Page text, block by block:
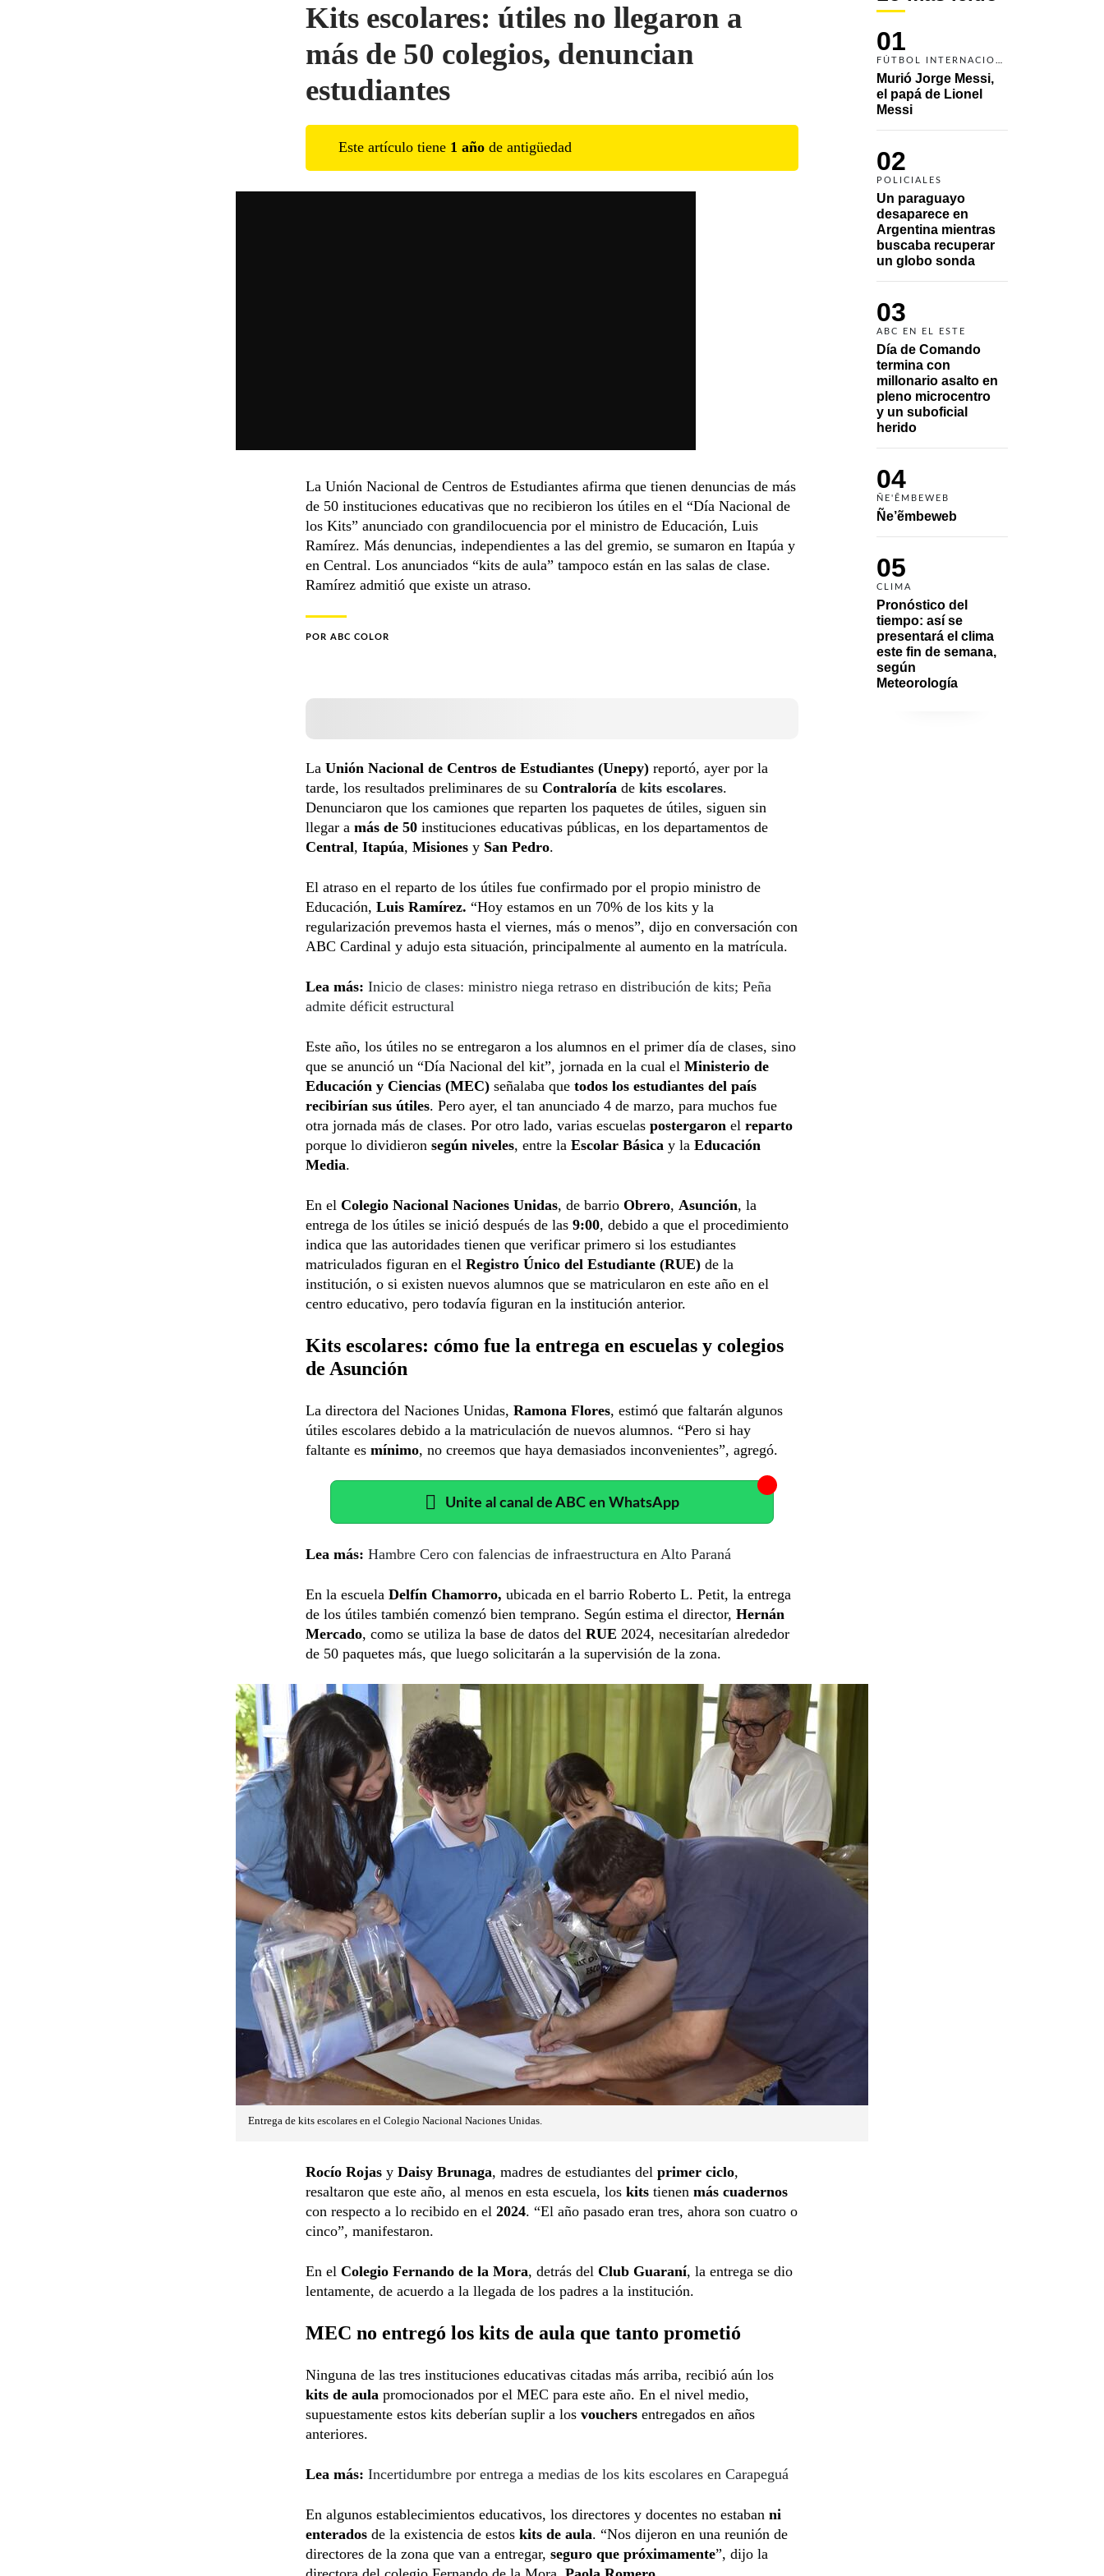
01
Murió Jorge Messi,
el papá de Lionel
Messi
02
POLICIALES
Un paraguayo
desaparece en
Argentina mientras
buscaba recuperar
un globo sonda
03
ABC EN EL ESTE
Día de Comando
termina con
millonario asalto en
pleno microcentro
y un suboficial
herido
04
ÑE'ẼMBEWEB
Ñe’ẽmbeweb
05
CLIMA
Pronóstico del
tiempo: así se
presentará el clima
este fin de semana,
según
Meteorología
Kits escolares: útiles no llegaron a
más de 50 colegios, denuncian
estudiantes
Este artículo tiene 1 año de antigüedad
La Unión Nacional de Centros de Estudiantes afirma que tienen denuncias de más
de 50 instituciones educativas que no recibieron los útiles en el “Día Nacional de
los Kits” anunciado con grandilocuencia por el ministro de Educación, Luis
Ramírez. Más denuncias, independientes a las del gremio, se sumaron en Itapúa y
en Central. Los anunciados “kits de aula” tampoco están en las salas de clase.
Ramírez admitió que existe un atraso.
POR ABC COLOR
La Unión Nacional de Centros de Estudiantes (Unepy) reportó, ayer por la
tarde, los resultados preliminares de su Contraloría de kits escolares.
Denunciaron que los camiones que reparten los paquetes de útiles, siguen sin
llegar a más de 50 instituciones educativas públicas, en los departamentos de
Central, Itapúa, Misiones y San Pedro.
El atraso en el reparto de los útiles fue confirmado por el propio ministro de
Educación, Luis Ramírez. “Hoy estamos en un 70% de los kits y la
regularización prevemos hasta el viernes, más o menos”, dijo en conversación con
ABC Cardinal y adujo esta situación, principalmente al aumento en la matrícula.
Lea más: Inicio de clases: ministro niega retraso en distribución de kits; Peña
admite déficit estructural
Este año, los útiles no se entregaron a los alumnos en el primer día de clases, sino
que se anunció un “Día Nacional del kit”, jornada en la cual el Ministerio de
Educación y Ciencias (MEC) señalaba que todos los estudiantes del país
recibirían sus útiles. Pero ayer, el tan anunciado 4 de marzo, para muchos fue
otra jornada más de clases. Por otro lado, varias escuelas postergaron el reparto
porque lo dividieron según niveles, entre la Escolar Básica y la Educación
Media.
En el Colegio Nacional Naciones Unidas, de barrio Obrero, Asunción, la
entrega de los útiles se inició después de las 9:00, debido a que el procedimiento
indica que las autoridades tienen que verificar primero si los estudiantes
matriculados figuran en el Registro Único del Estudiante (RUE) de la
institución, o si existen nuevos alumnos que se matricularon en este año en el
centro educativo, pero todavía figuran en la institución anterior.
Kits escolares: cómo fue la entrega en escuelas y colegios
de Asunción
La directora del Naciones Unidas, Ramona Flores, estimó que faltarán algunos
útiles escolares debido a la matriculación de nuevos alumnos. “Pero si hay
faltante es mínimo, no creemos que haya demasiados inconvenientes”, agregó.
Unite al canal de ABC en WhatsApp
Lea más: Hambre Cero con falencias de infraestructura en Alto Paraná
En la escuela Delfín Chamorro, ubicada en el barrio Roberto L. Petit, la entrega
de los útiles también comenzó bien temprano. Según estima el director, Hernán
Mercado, como se utiliza la base de datos del RUE 2024, necesitarían alrededor
de 50 paquetes más, que luego solicitarán a la supervisión de la zona.
Entrega de kits escolares en el Colegio Nacional Naciones Unidas.
Rocío Rojas y Daisy Brunaga, madres de estudiantes del primer ciclo,
resaltaron que este año, al menos en esta escuela, los kits tienen más cuadernos
con respecto a lo recibido en el 2024. “El año pasado eran tres, ahora son cuatro o
cinco”, manifestaron.
En el Colegio Fernando de la Mora, detrás del Club Guaraní, la entrega se dio
lentamente, de acuerdo a la llegada de los padres a la institución.
MEC no entregó los kits de aula que tanto prometió
Ninguna de las tres instituciones educativas citadas más arriba, recibió aún los
kits de aula promocionados por el MEC para este año. En el nivel medio,
supuestamente estos kits deberían suplir a los vouchers entregados en años
anteriores.
Lea más: Incertidumbre por entrega a medias de los kits escolares en Carapeguá
En algunos establecimientos educativos, los directores y docentes no estaban ni
enterados de la existencia de estos kits de aula. “Nos dijeron en una reunión de
directores de la zona que van a entregar, seguro que próximamente”, dijo la